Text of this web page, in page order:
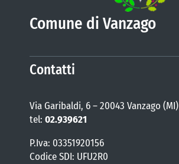
Comune di Vanzago
Contatti
Via Garibaldi, 6 – 20043 Vanzago (MI)
tel: 02.939621
P.Iva: 03351920156
Codice SDI: UFU2R0